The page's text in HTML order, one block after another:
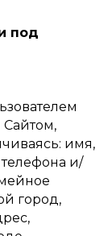
под
Сайтом,
имя,
и/
город,